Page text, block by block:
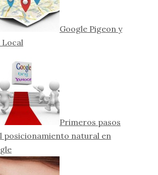
Google Pigeon y
Local
Primeros pasos
posicionamiento natural en